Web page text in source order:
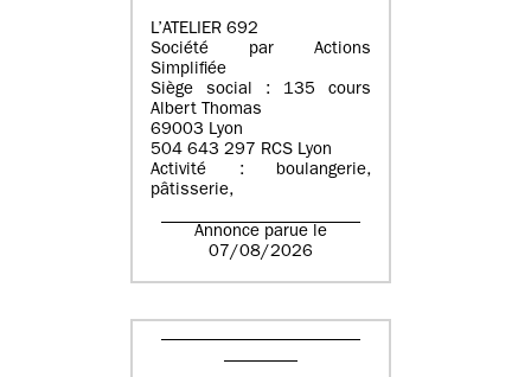
L’ATELIER 692
Société par Actions
Simplifiée
Siège social : 135 cours
Albert Thomas
69003 Lyon
504 643 297 RCS Lyon
Activité : boulangerie,
pâtisserie,
Annonce parue le
07/08/2026